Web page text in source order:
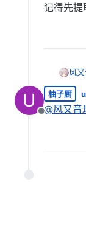
记得先
风
U
离线
柚子厨
@风又音